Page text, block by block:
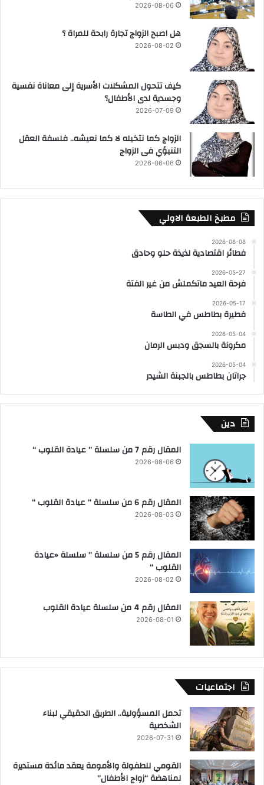
2026-08-06
هل اصبح الزواج تجارة رابحة للمراة ؟
2026-08-02
كيف تتحول المشكلات الأسرية إلى معاناة نفسية
وجسدية لدى الأطفال؟
2026-07-09
الزواج كما نتخيله لا كما نعيشه.. فلسفة العقل
التنبؤي فى الزواج
2026-06-06
مطبخ الطبعة الاولي
2026-08-08
فطائر اقتصادية لذيذة حلو وحادق
2026-05-27
فرحة العيد ماتكملش من غير الفتة
2026-05-17
فطيرة بطاطس في الطاسة
2026-05-04
مكرونة بالسجق ودبس الرمان
2026-05-04
جراتان بطاطس بالجبنة الشيدر
دين
المقال رقم 7 من سلسلة ” عيادة القلوب “
2026-08-06
المقال رقم 6 من سلسلة ” عيادة القلوب “
2026-08-03
المقال رقم 5 من سلسلة ” سلسلة «عيادة
القلوب “
2026-08-02
المقال رقم 4 من سلسلة عيادة القلوب
2026-08-01
اجتماعيات
تحمل المسؤولية.. الطريق الحقيقي لبناء
الشخصية
2026-07-31
القومي للطفولة والأمومة يعقد مائدة مستديرة
لمناهضة “زواج الأطفال”